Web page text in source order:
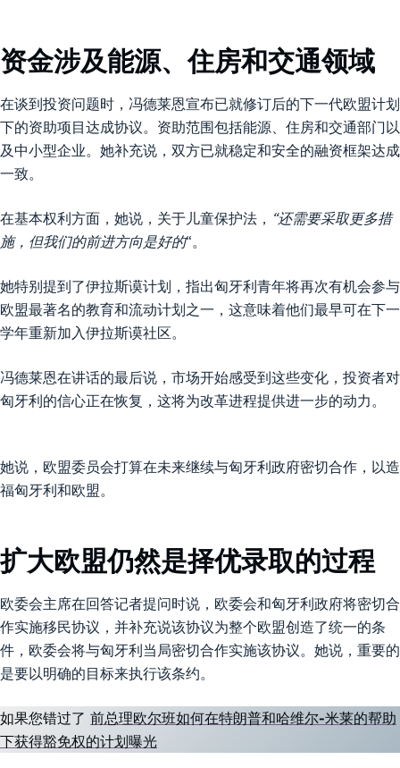
资金涉及能源、住房和交通领域
在谈到投资问题时，冯德莱恩宣布已就修订后的下一代欧盟计划
下的资助项目达成协议。资助范围包括能源、住房和交通部门以
及中小型企业。她补充说，双方已就稳定和安全的融资框架达成
一致。
在基本权利方面，她说，关于儿童保护法， “还需要采取更多措
施，但我们的前进方向是好的“。
她特别提到了伊拉斯谟计划，指出匈牙利青年将再次有机会参与
欧盟最著名的教育和流动计划之一，这意味着他们最早可在下一
学年重新加入伊拉斯谟社区。
冯德莱恩在讲话的最后说，市场开始感受到这些变化，投资者对
匈牙利的信心正在恢复，这将为改革进程提供进一步的动力。
她说，欧盟委员会打算在未来继续与匈牙利政府密切合作，以造
福匈牙利和欧盟。
扩大欧盟仍然是择优录取的过程
欧委会主席在回答记者提问时说，欧委会和匈牙利政府将密切合
作实施移民协议，并补充说该协议为整个欧盟创造了统一的条
件，欧委会将与匈牙利当局密切合作实施该协议。她说，重要的
是要以明确的目标来执行该条约。
如果您错过了 前总理欧尔班如何在特朗普和哈维尔-米莱的帮助
下获得豁免权的计划曝光